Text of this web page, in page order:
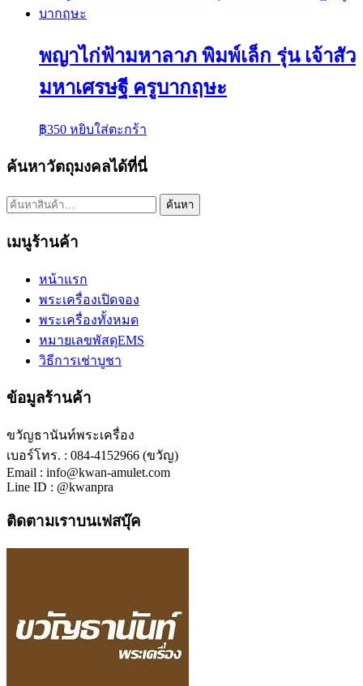
พญาไก่ฟ้ามหาลาภ พิมพ์เล็ก รุ่น เจ้าสัว
มหาเศรษฐี ครูบากฤษะ
฿350 หยิบใส่ตะกร้า
ค้นหาวัตถุมงคลได้ที่นี่
ค้นหา: ค้นหา
เมนูร้านค้า
หน้าแรก
พระเครื่องเปิดจอง
พระเครื่องทั้งหมด
หมายเลขพัสดุEMS
วิธีการเช่าบูชา
ข้อมูลร้านค้า
ขวัญธานันท์พระเครื่อง
เบอร์โทร. : 084-4152966 (ขวัญ)
Email : info@kwan-amulet.com
Line ID : @kwanpra
ติดตามเราบนเฟสบุ๊ค